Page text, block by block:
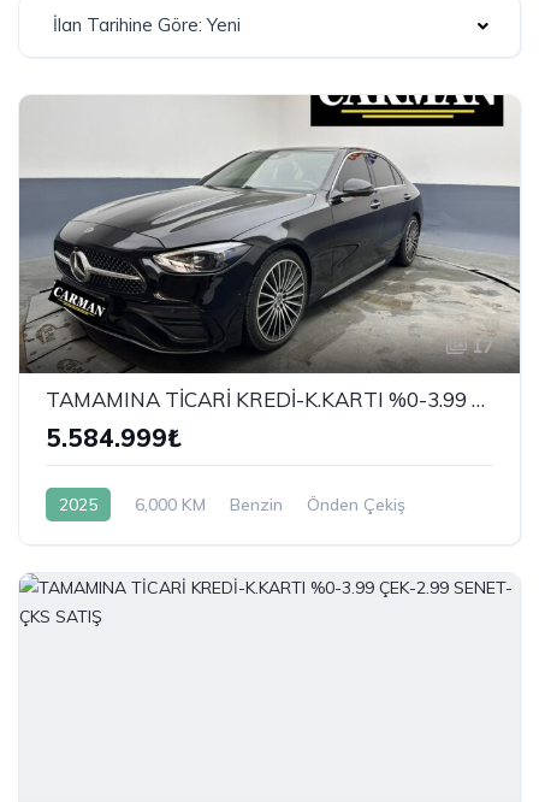
İlan Tarihine Göre: Yeni
17
TAMAMINA TİCARİ KREDİ-K.KARTI %0-3.99 ÇEK-2.99 SENET-ÇKS SATIŞ
5.584.999₺
2025 6,000 KM Benzin Önden Çekiş